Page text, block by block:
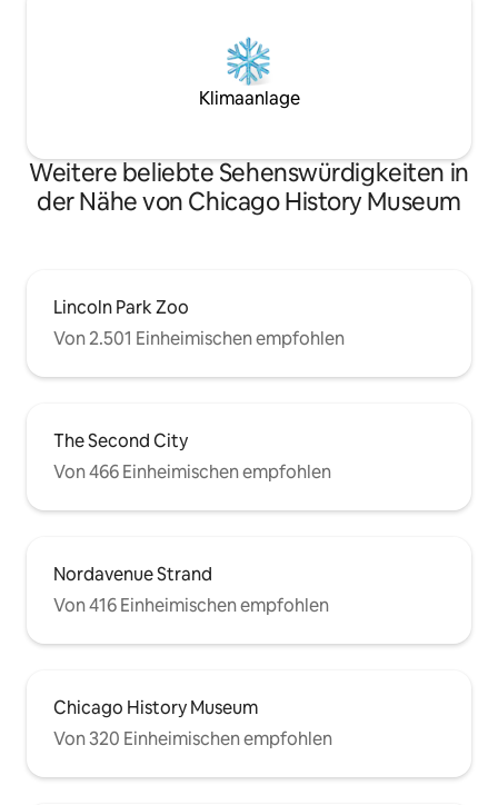
Klimaanlage
Weitere beliebte Sehenswürdigkeiten in
der Nähe von Chicago History Museum
Lincoln Park Zoo
Von 2.501 Einheimischen empfohlen
The Second City
Von 466 Einheimischen empfohlen
Nordavenue Strand
Von 416 Einheimischen empfohlen
Chicago History Museum
Von 320 Einheimischen empfohlen